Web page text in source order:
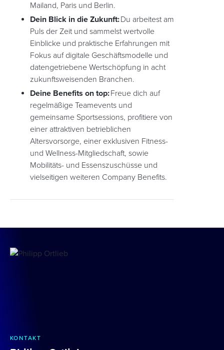
Mailand, Paris und Berlin.
Dein Blick in die Zukunft:Du arbeitest am
Puls der Zeit und sammelst wertvolle
Einblicke und praktische Erfahrungen mit
Fokus auf digitale Geschäftsmodelle und
datengetriebene Wertschöpfung in acht
zukunftsweisenden Branchen.
Deine Benefits on top:Freue dich auf
regelmäßige Teamevents und
gemeinsame Sportsessions, profitiere von
einer attraktiven betrieblichen
Altersvorsorge, einer exklusiven Fitness-
und Wellness-Mitgliedschaft, sowie
Mobilitäts- und Essenszuschüsse und
vielseitigen weiteren Company Benefits.
KONTAKT